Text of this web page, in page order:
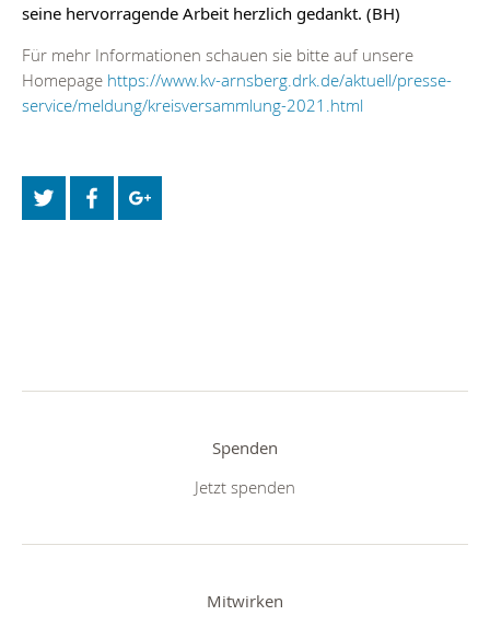
seine hervorragende Arbeit herzlich gedankt. (BH)
Für mehr Informationen schauen sie bitte auf unsere
Homepage https://www.kv-arnsberg.drk.de/aktuell/presse-
service/meldung/kreisversammlung-2021.html
Spenden
Jetzt spenden
Mitwirken